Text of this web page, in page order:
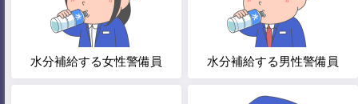
水分補給する女性警備員 水分補給する男性警備員